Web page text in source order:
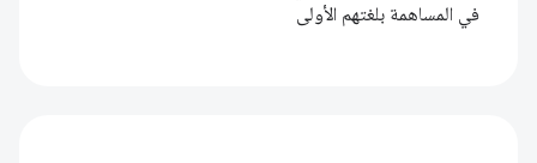
في المساهمة بلغتهم الأولى